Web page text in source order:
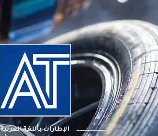
الإطارات باللغة العربية